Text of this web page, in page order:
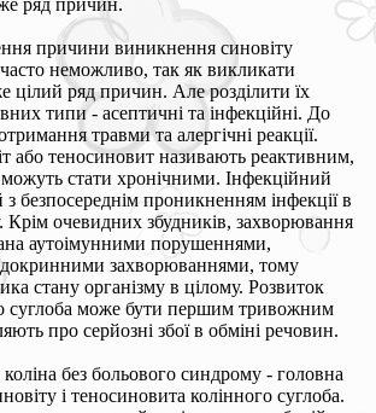
причини виникнення синовіту
неможливо, так як викликати
цілий ряд причин. Але розділити їх
типи - асептичні та інфекційні. До
травми та алергічні реакції.
або теносиновит називають реактивним,
стати хронічними. Інфекційний
безпосереднім проникненням інфекції в
Крім очевидних збудників, захворювання
аутоімунними порушеннями,
захворюваннями, тому
стану організму в цілому. Розвиток
суглоба може бути першим тривожним
про серйозні збої в обміні речовин.
без больового синдрому - головна
і теносиновита колінного суглоба.